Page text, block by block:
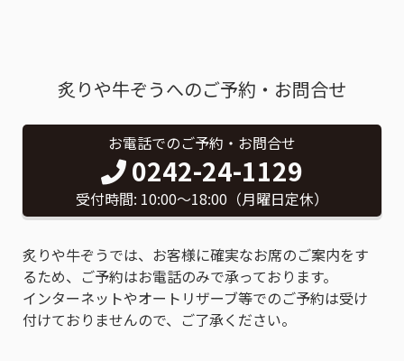
炙りや牛ぞうへのご予約・お問合せ
お電話でのご予約・お問合せ
0242-24-1129
受付時間: 10:00〜18:00（月曜日定休）
炙りや牛ぞうでは、お客様に確実なお席のご案内をす
るため、ご予約はお電話のみで承っております。
インターネットやオートリザーブ等でのご予約は受け
付けておりませんので、ご了承ください。